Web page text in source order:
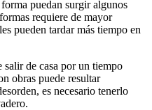
puedan surgir algunos
requiere de mayor
pueden tardar más tiempo en
salir de casa por un tiempo
obras puede resultar
es necesario tenerlo